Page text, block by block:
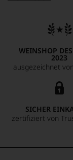
WEINSHOP
2023
ausgezeichnet
SICHER
zertifiziert von